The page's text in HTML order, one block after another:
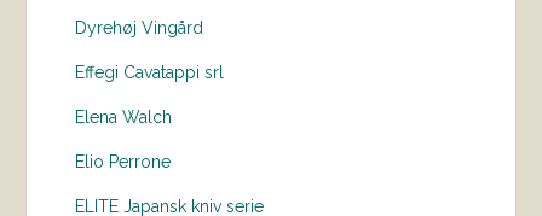
Dyrehøj Vingård
Effegi Cavatappi srl
Elena Walch
Elio Perrone
ELITE Japansk kniv serie